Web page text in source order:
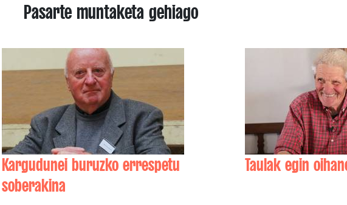
Pasarte muntaketa gehiago
Kargudunei buruzko errespetu
soberakina
Taulak egin